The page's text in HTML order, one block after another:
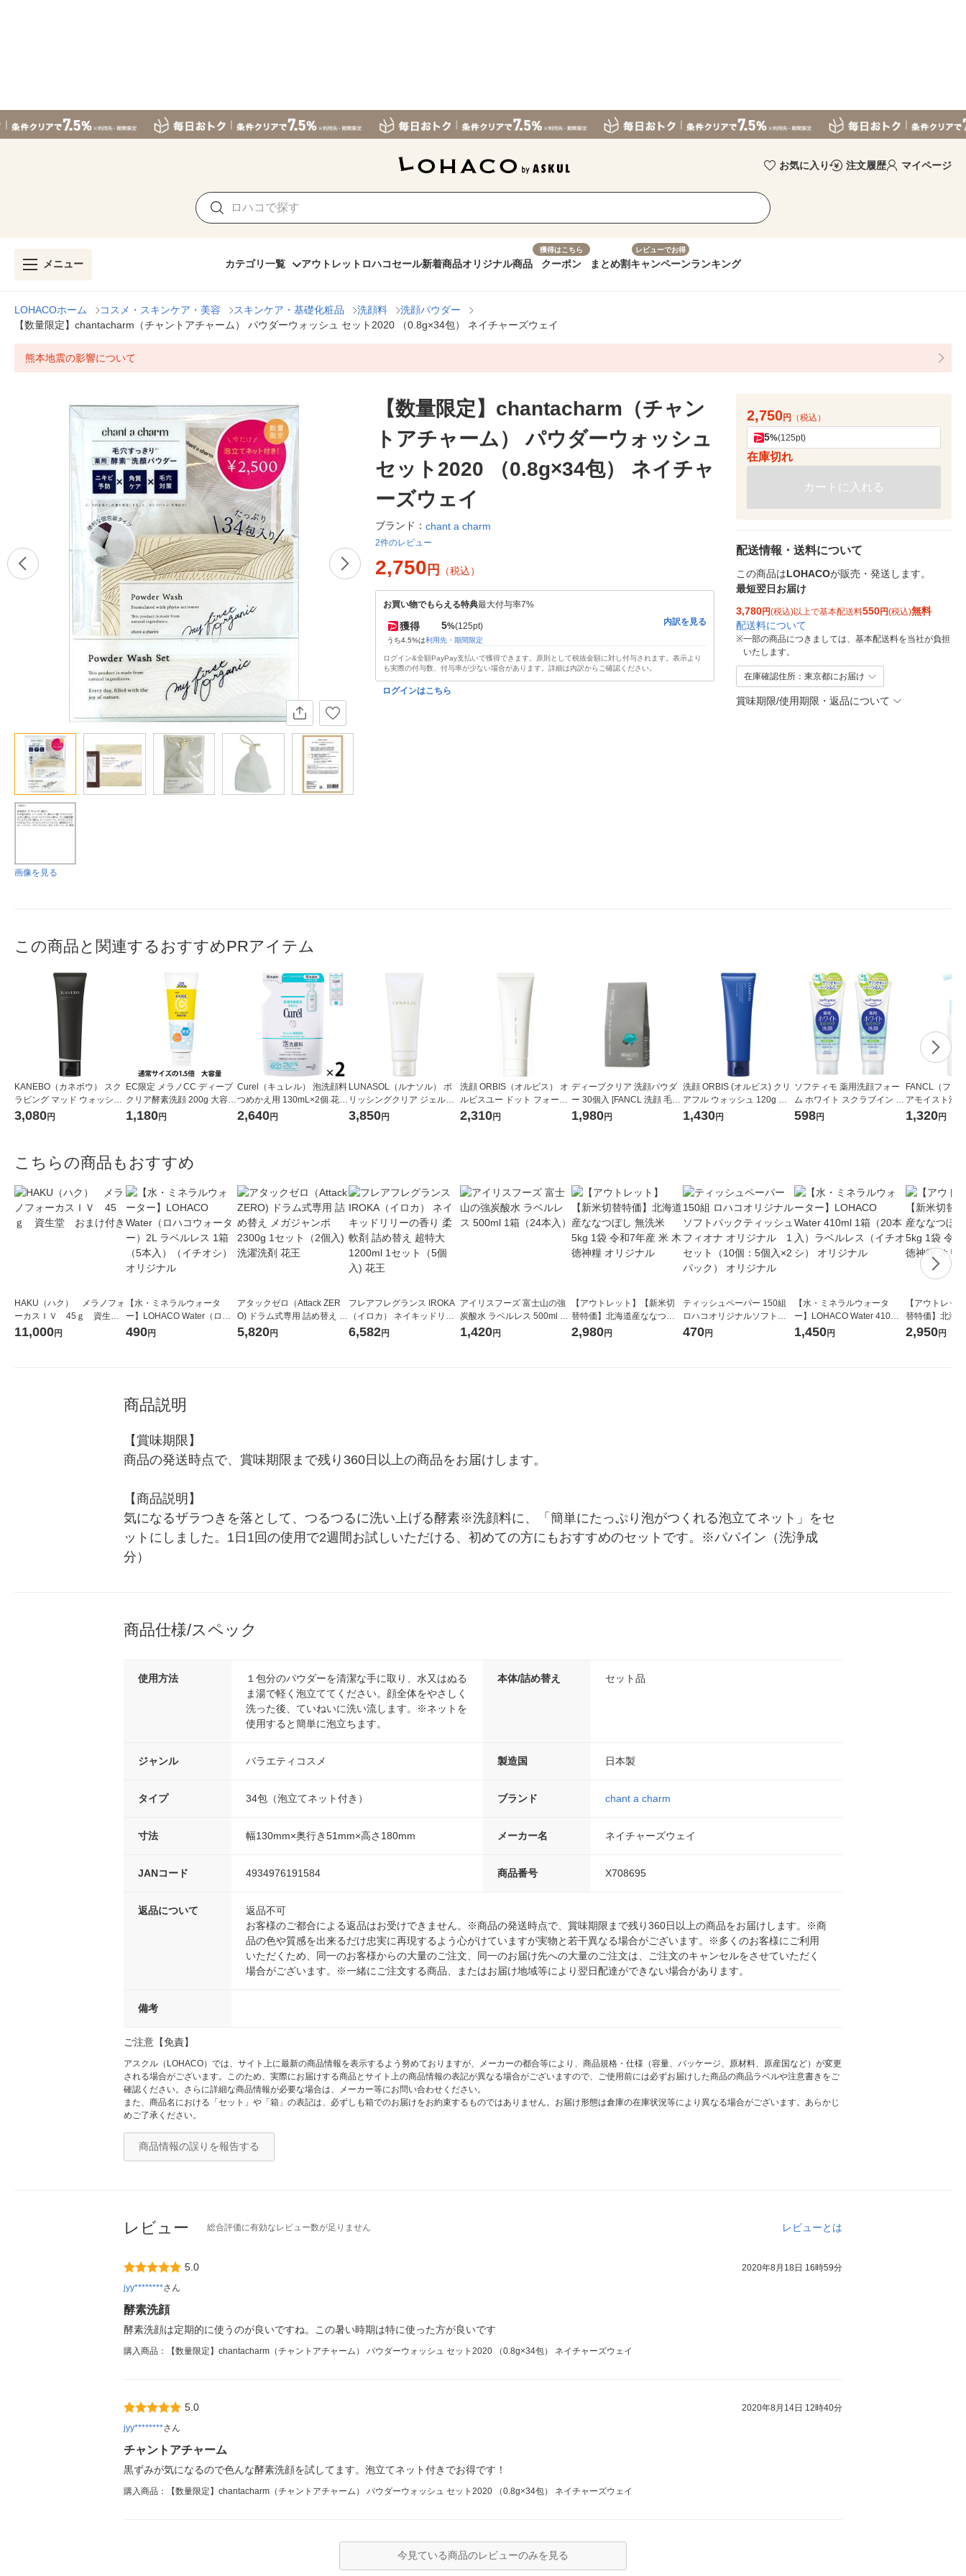
お気に入り 注文履歴 マイページ
メニュー カテゴリ一覧 アウトレット ロハコセール新着商品オリジナル商品
獲得はこちら
クーポン まとめ割
レビューでお得
キャンペーンランキング
LOHACOホーム コスメ・スキンケア・美容 スキンケア・基礎化粧品 洗顔料
洗顔パウダー
【数量限定】chantacharm（チャントアチャーム） パウダーウォッシュ セット2020 （0.8g×34包） ネイチャーズウェイ
熊本地震の影響について
画像を見る
【数量限定】chantacharm（チャン
トアチャーム） パウダーウォッシュ
セット2020 （0.8g×34包） ネイチャ
ーズウェイ
ブランド： chant a charm
2件のレビュー
2,750 円 （税込）
お買い物でもらえる特典最大付与率7%
獲得 5%(125pt)
うち4.5%は利用先・期間限定
内訳を見る
ログイン&全額PayPay支払いで獲得できます。原則として税抜金額に対し付与されます。表示より
も実際の付与数、付与率が少ない場合があります。詳細は内訳からご確認ください。
ログインはこちら
2,750円 （税込）
5%(125pt)
在庫切れ
カートに入れる
配送情報・送料について
この商品はLOHACOが販売・発送します。
最短翌日お届け
3,780円(税込)以上で基本配送料550円(税込)無料
配送料について
※一部の商品につきましては、基本配送料を当社が負担
いたします。
在庫確認住所：東京都にお届け
賞味期限/使用期限・返品について
この商品と関連するおすすめPRアイテム
KANEBO（カネボウ） スク
ラビング マッド ウォッシュ
130g
3,080円
EC限定 メラノCC ディープ
クリア酵素洗顔 200g 大容量
洗顔フォーム ロート製薬
1,180円
Curel（キュレル） 泡洗顔料
つめかえ用 130mL×2個 花
王 敏感肌 （イチオシ） お
まけ付き
2,640円
LUNASOL（ルナソル） ポ
リッシングクリア ジェルウ
ォッシュ
3,850円
洗顔 ORBIS（オルビス） オ
ルビスユー ドット フォーミ
ングウォッシュ 120g (医薬
部外品) 洗顔フォーム 毛穴
2,310円
ディープクリア 洗顔パウダ
ー 30個入 [FANCL 洗顔 毛穴
無添加 酵素洗顔 洗顔料 洗顔
石鹸 洗顔せっけん 角栓 炭]
1,980円
洗顔 ORBIS (オルビス) クリ
アフル ウォッシュ 120g 洗
顔フォーム ニキビ 毛穴ケア
1,430円
ソフティモ 薬用洗顔フォー
ム ホワイト スクラブイン 15
0g×2個 皮脂 黒ずみ 角質ケ
598円
FANCL（ファ
アモイスト泡
（約60回分）
1,320円
こちらの商品もおすすめ
HAKU（ハク） メラノフォ
ーカスＩＶ 45ｇ 資生
堂 おまけ付き
11,000円
【水・ミネラルウォータ
ー】LOHACO Water（ロハ
コウォーター）2L ラベルレ
490円
アタックゼロ（Attack ZER
O) ドラム式専用 詰め替え メ
ガジャンボ 2300g 1セット
（2個入) 洗濯洗剤 花王
5,820円
フレアフレグランス IROKA
（イロカ） ネイキッドリリ
ーの香り 柔軟剤 詰め替え 超
特大 1200ml 1セット（5個
6,582円
アイリスフーズ 富士山の強
炭酸水 ラベルレス 500ml 1
箱（24本入）
1,420円
【アウトレット】【新米切
替特価】北海道産ななつぼ
し 無洗米 5kg 1袋 令和7年産
米 木徳神糧 オリジナル
2,980円
ティッシュペーパー 150組
ロハコオリジナルソフトパ
ックティッシュ フィオナ オ
470円
【水・ミネラルウォータ
ー】LOHACO Water 410ml
1箱（20本入）ラベルレス
（イチオシ） オリジナル
1,450円
【アウトレッ
替特価】北海
し 精白米 5kg
米 木徳神糧 オ
2,950円
商品説明
【賞味期限】
商品の発送時点で、賞味期限まで残り360日以上の商品をお届けします。
【商品説明】
気になるザラつきを落として、つるつるに洗い上げる酵素※洗顔料に、「簡単にたっぷり泡がつくれる泡立てネット」をセ
ットにしました。1日1回の使用で2週間お試しいただける、初めての方にもおすすめのセットです。※パパイン（洗浄成
分）
商品仕様/スペック
使用方法
１包分のパウダーを清潔な手に取り、水又はぬる
ま湯で軽く泡立ててください。顔全体をやさしく
洗った後、ていねいに洗い流します。※ネットを
使用すると簡単に泡立ちます。
本体/詰め替え セット品
ジャンル バラエティコスメ 製造国 日本製
タイプ 34包（泡立てネット付き） ブランド chant a charm
寸法 幅130mm×奥行き51mm×高さ180mm メーカー名 ネイチャーズウェイ
JANコード 4934976191584 商品番号 X708695
返品について
返品不可
お客様のご都合による返品はお受けできません。※商品の発送時点で、賞味期限まで残り360日以上の商品をお届けします。※商
品の色や質感を出来るだけ忠実に再現するよう心がけていますが実物と若干異なる場合がございます。※多くのお客様にご利用
いただくため、同一のお客様からの大量のご注文、同一のお届け先への大量のご注文は、ご注文のキャンセルをさせていただく
場合がございます。※一緒にご注文する商品、またはお届け地域等により翌日配達ができない場合があります。
備考
ご注意【免責】
アスクル（LOHACO）では、サイト上に最新の商品情報を表示するよう努めておりますが、メーカーの都合等により、商品規格・仕様（容量、パッケージ、原材料、原産国など）が変更
される場合がございます。このため、実際にお届けする商品とサイト上の商品情報の表記が異なる場合がございますので、ご使用前には必ずお届けした商品の商品ラベルや注意書きをご
確認ください。さらに詳細な商品情報が必要な場合は、メーカー等にお問い合わせください。
また、商品名における「セット」や「箱」の表記は、必ずしも箱でのお届けをお約束するものではありません。お届け形態は倉庫の在庫状況等により異なる場合がございます。あらかじ
めご了承ください。
商品情報の誤りを報告する
レビュー 総合評価に有効なレビュー数が足りません レビューとは
5.0
2020年8月18日 16時59分
jyy********さん
酵素洗顔
酵素洗顔は定期的に使うのが良いですね。この暑い時期は特に使った方が良いです
購入商品：【数量限定】chantacharm（チャントアチャーム） パウダーウォッシュ セット2020 （0.8g×34包） ネイチャーズウェイ
5.0
2020年8月14日 12時40分
jyy********さん
チャントアチャーム
黒ずみが気になるので色んな酵素洗顔を試してます。泡立てネット付きでお得です！
購入商品：【数量限定】chantacharm（チャントアチャーム） パウダーウォッシュ セット2020 （0.8g×34包） ネイチャーズウェイ
今見ている商品のレビューのみを見る